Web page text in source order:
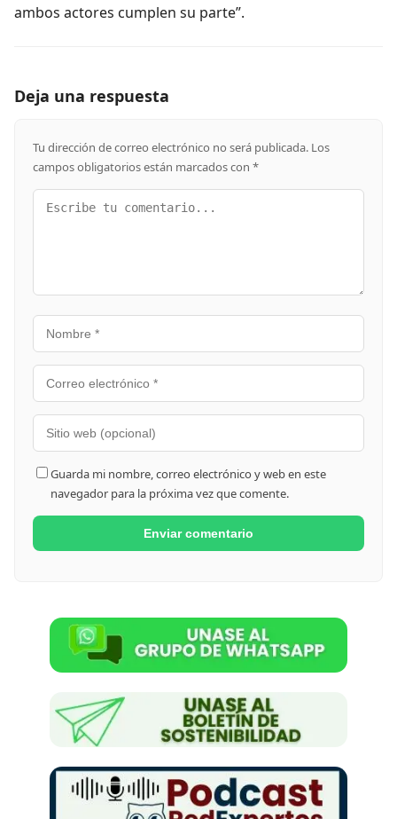
ambos actores cumplen su parte”.
Deja una respuesta
Tu dirección de correo electrónico no será publicada. Los
campos obligatorios están marcados con *
Guarda mi nombre, correo electrónico y web en este
navegador para la próxima vez que comente.